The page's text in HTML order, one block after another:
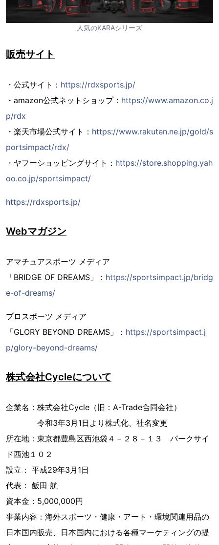
人気のKARAシリーズ
販売サイト
・公式サイト： https://rdxsports.jp/
・amazon公式ネットショップ： https://www.amazon.co.j
p/rdx
・楽天市場公式サイト： https://www.rakuten.ne.jp/gold/s
portsimpact/rdx/
・ヤフーショッピングサイト： https://store.shopping.yah
oo.co.jp/sportsimpact/
https://rdxsports.jp/
Webマガジン
アマチュアスポーツ メディア
「BRIDGE OF DREAMS」： https://sportsimpact.jp/bridg
e-of-dreams/
プロスポーツ メディア
「GLORY BEYOND DREAMS」： https://sportsimpact.j
p/glory-beyond-dreams/
株式会社Cycleについて
企業名：株式会社Cycle（旧：A-Trade合同会社）
令和3年3月1日より株式化、社名変更
所在地：東京都豊島区西池袋４－２８－１３ パークサイ
ド西池１０２
設立： 平成29年3月1日
代表： 飯田 航
資本金：5,000,000円
事業内容：海外スポーツ・健康・アート・環境関連用品の
日本国内販売、日本国内における各種マーケティングの提